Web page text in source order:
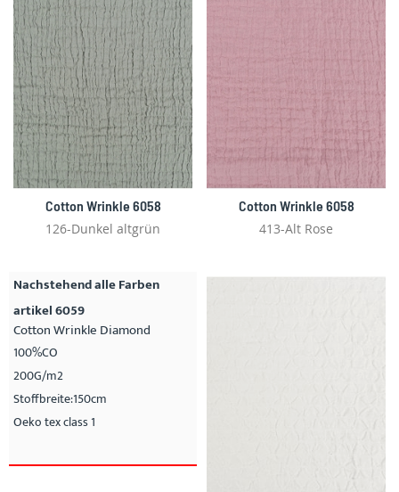
Cotton Wrinkle 6058
126-Dunkel altgrün
Cotton Wrinkle 6058
413-Alt Rose
Nachstehend alle Farben
artikel 6059
Cotton Wrinkle Diamond
100%CO
200G/m2
Stoffbreite:150cm
Oeko tex class 1